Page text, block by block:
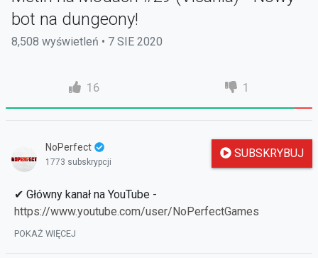
bot na dungeony!
8,508 wyświetleń • 7 SIE 2020
16 1
NoPerfect
1773 subskrypcji
SUBSKRYBUJ
✔ Główny kanał na YouTube -
https://www.youtube.com/user/NoPerfectGames
✔ FanPage -
POKAŻ WIĘCEJ